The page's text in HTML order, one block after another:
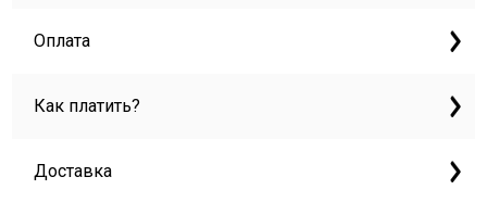
Оплата
Как платить?
Доставка